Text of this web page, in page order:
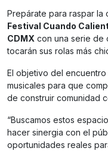
Prepárate para raspar la
Festival Cuando
CDMX con una serie de
tocarán sus rolas más
El objetivo del
musicales para que
de construir comunidad
“Buscamos estos
hacer sinergia con el
oportunidades reales